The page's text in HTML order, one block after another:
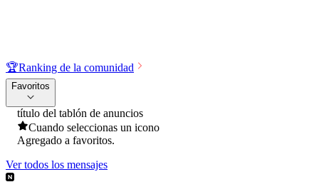
🏆Ranking de la comunidad
Favoritos
título del tablón de anuncios
Cuando seleccionas un icono
Agregado a favoritos.
Ver todos los mensajes